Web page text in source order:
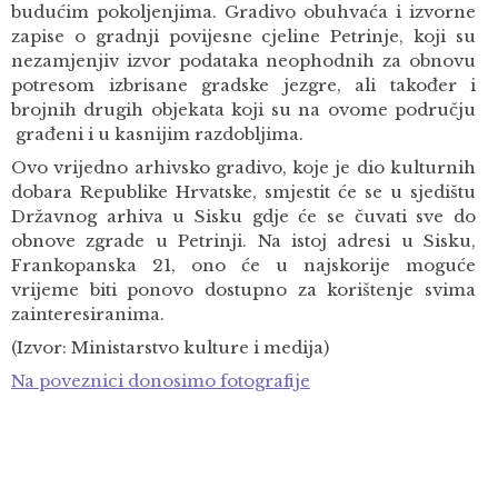
budućim pokoljenjima. Gradivo obuhvaća i izvorne
zapise o gradnji povijesne cjeline Petrinje, koji su
nezamjenjiv izvor podataka neophodnih za obnovu
potresom izbrisane gradske jezgre, ali također i
brojnih drugih objekata koji su na ovome području
građeni i u kasnijim razdobljima.
Ovo vrijedno arhivsko gradivo, koje je dio kulturnih
dobara Republike Hrvatske, smjestit će se u sjedištu
Državnog arhiva u Sisku gdje će se čuvati sve do
obnove zgrade u Petrinji. Na istoj adresi u Sisku,
Frankopanska 21, ono će u najskorije moguće
vrijeme biti ponovo dostupno za korištenje svima
zainteresiranima.
(Izvor: Ministarstvo kulture i medija)
Na poveznici donosimo fotografije